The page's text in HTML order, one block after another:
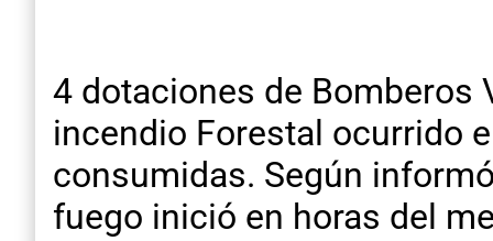
4 dotaciones de Bomberos
incendio Forestal ocurrido
consumidas. Según
fuego inició en horas del